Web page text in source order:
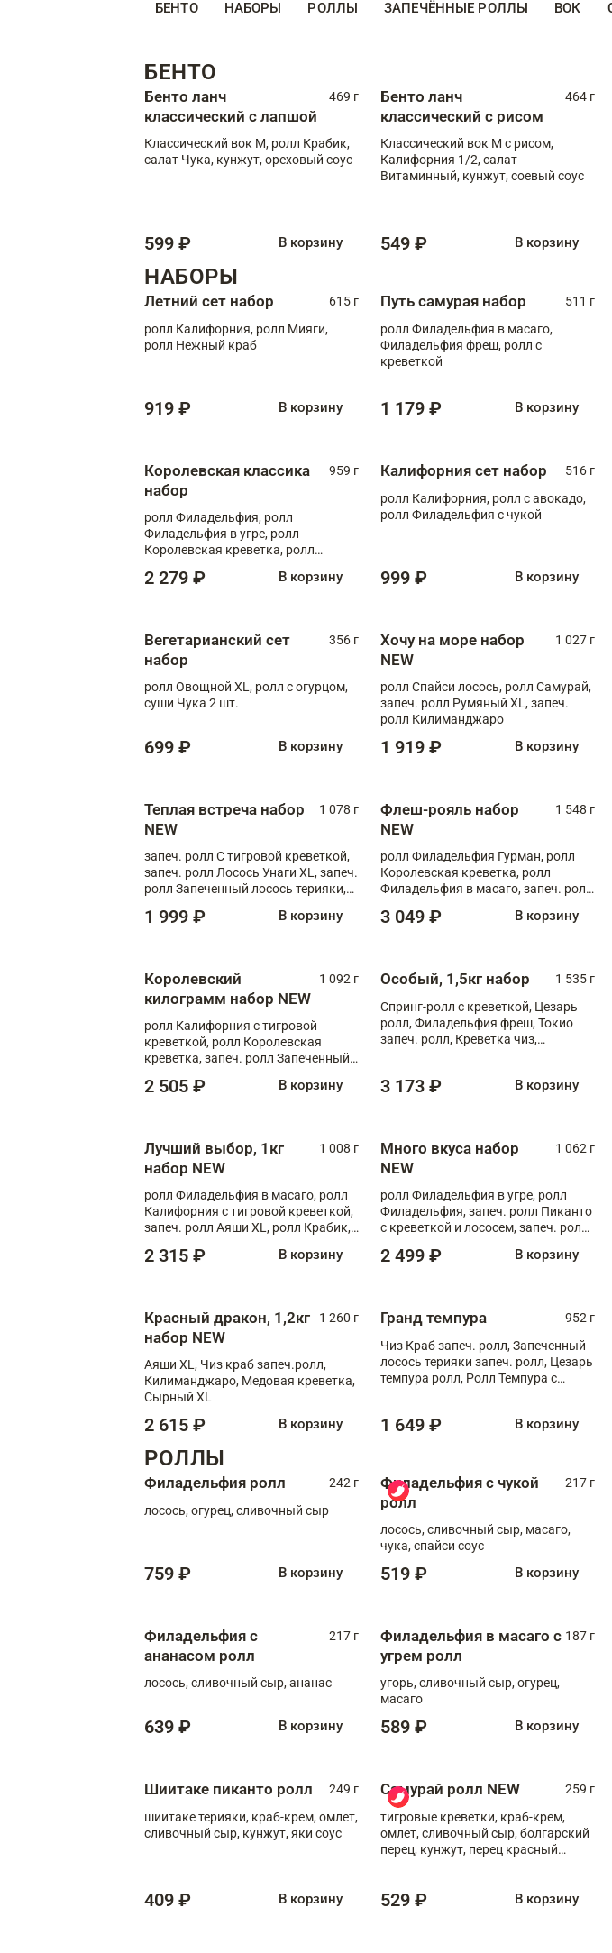
БЕНТО НАБОРЫ РОЛЛЫ ЗАПЕЧЁННЫЕ РОЛЛЫ ВОК
БЕНТО
Бенто ланч
классический с лапшой
469 г
Классический вок М, ролл Крабик,
салат Чука, кунжут, ореховый соус
599 ₽ В корзину
Бенто ланч
классический с рисом
464 г
Классический вок М с рисом,
Калифорния 1/2, салат
Витаминный, кунжут, соевый соус
549 ₽ В корзину
НАБОРЫ
Летний сет набор
615 г
ролл Калифорния, ролл Мияги,
ролл Нежный краб
919 ₽ В корзину
Путь самурая набор
511 г
ролл Филадельфия в масаго,
Филадельфия фреш, ролл с
креветкой
1 179 ₽ В корзину
Королевская классика
набор
959 г
ролл Филадельфия, ролл
Филадельфия в угре, ролл
Королевская креветка, ролл
2 279 ₽ В корзину
Калифорния сет набор
516 г
ролл Калифорния, ролл с авокадо,
ролл Филадельфия с чукой
999 ₽ В корзину
Вегетарианский сет
набор
356 г
ролл Овощной XL, ролл с огурцом,
суши Чука 2 шт.
699 ₽ В корзину
Хочу на море набор
NEW
1 027 г
ролл Спайси лосось, ролл Самурай,
запеч. ролл Румяный XL, запеч.
ролл Килиманджаро
1 919 ₽ В корзину
Теплая встреча набор
NEW
1 078 г
запеч. ролл С тигровой креветкой,
запеч. ролл Лосось Унаги XL, запеч.
ролл Запеченный лосось терияки,
1 999 ₽ В корзину
Флеш-рояль набор
NEW
1 548 г
ролл Филадельфия Гурман, ролл
Королевская креветка, ролл
Филадельфия в масаго, запеч. ролл
Тигровая креветка с моцареллой,
3 049 ₽ В корзину
Королевский
килограмм набор NEW
1 092 г
ролл Калифорния с тигровой
креветкой, ролл Королевская
креветка, запеч. ролл Запеченный
XL, запеч. ролл Крабик Хот
2 505 ₽ В корзину
Особый, 1,5кг набор
1 535 г
Спринг-ролл с креветкой, Цезарь
ролл, Филадельфия фреш, Токио
запеч. ролл, Креветка чиз,
3 173 ₽ В корзину
Лучший выбор, 1кг
набор NEW
1 008 г
ролл Филадельфия в масаго, ролл
Калифорния с тигровой креветкой,
запеч. ролл Аяши XL, ролл Крабик,
2 315 ₽ В корзину
Много вкуса набор
NEW
1 062 г
ролл Филадельфия в угре, ролл
Филадельфия, запеч. ролл Пиканто
с креветкой и лососем, запеч. ролл
2 499 ₽ В корзину
Красный дракон, 1,2кг
набор NEW
1 260 г
Аяши XL, Чиз краб запеч.ролл,
Килиманджаро, Медовая креветка,
Сырный XL
2 615 ₽ В корзину
Гранд темпура
952 г
Чиз Краб запеч. ролл, Запеченный
лосось терияки запеч. ролл, Цезарь
темпура ролл, Ролл Темпура с
1 649 ₽ В корзину
РОЛЛЫ
Филадельфия ролл
242 г
лосось, огурец, сливочный сыр
759 ₽ В корзину
Филадельфия с чукой
ролл
217 г
лосось, сливочный сыр, масаго,
чука, спайси соус
519 ₽ В корзину
Филадельфия с
ананасом ролл
217 г
лосось, сливочный сыр, ананас
639 ₽ В корзину
Филадельфия в масаго с
угрем ролл
187 г
угорь, сливочный сыр, огурец,
масаго
589 ₽ В корзину
Шиитаке пиканто ролл
249 г
шиитаке терияки, краб-крем, омлет,
сливочный сыр, кунжут, яки соус
409 ₽ В корзину
Самурай ролл NEW
259 г
тигровые креветки, краб-крем,
омлет, сливочный сыр, болгарский
перец, кунжут, перец красный
529 ₽ В корзину